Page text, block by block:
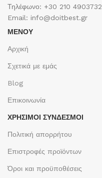
Τηλέφωνο: +30 210 4903732
Email: info@doitbest.gr
ΜΕΝΟΥ
Αρχική
Σχετικά με εμάς
Blog
Επικοινωνία
ΧΡΉΣΙΜΟΙ ΣΎΝΔΕΣΜΟΙ
Πολιτική απορρήτου
Επιστροφές προϊόντων
Όροι και προϋποθέσεις